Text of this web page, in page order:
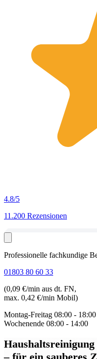
4.8/5
11.200 Rezensionen
Professionelle fachkundige
01803 80 60 33
(0,09 €/min aus dt. FN,
max. 0,42 €/min Mobil)
Montag-Freitag 08:00 - 18:00
Wochenende 08:00 - 14:00